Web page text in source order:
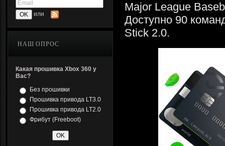
или
НАШ ОПРОС
Какая прошивка Xbox 360 у
Вас?
Без прошивки
Прошивка привода LT3.0
Прошивка привода LT2.0
Фрибут (Freeboot)
Major League
Доступно 90
Stick 2.0.